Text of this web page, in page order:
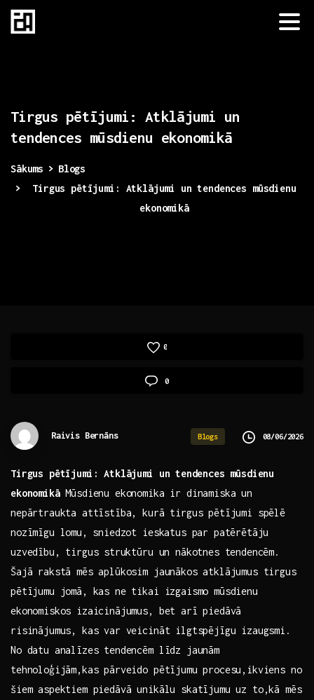
Tirgus pētījumi: Atklājumi
un
tendences mūsdienu ekonomikā
Sākums
Blogs
Tirgus pētījumi: Atklājumi un tendences mūsdienu
ekonomikā
0
0
Raivis Bernāns Blogs 08/06/2026
Tirgus pētījumi: Atklājumi un⁤ tendences ‌mūsdienu
ekonomikāMūsdienu ekonomika ir dinamiska un
nepārtraukta attīstība, kurā tirgus pētījumi spēlē
nozīmīgu lomu, ⁢sniedzot​ ieskatus par patērētāju
uzvedību, tirgus ⁣struktūru un nākotnes tendencēm.
Šajā rakstā mēs aplūkosim jaunākos atklājumus tirgus
pētījumu jomā, kas​ ne tikai izgaismo mūsdienu
ekonomiskos izaicinājumus, bet arī piedāvā
risinājumus, kas var veicināt ilgtspējīgu izaugsmi.
No‍ datu analīzes tendencēm līdz jaunām
tehnoloģijām,kas pārveido pētījumu‍ procesu,ikviens no
šiem aspektiem piedāvā unikālu skatījumu ‍uz to,kā mēs